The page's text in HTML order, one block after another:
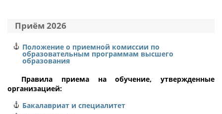
13.03.02
Электроэнергетика и электротехника
федеральное бюджетное учреждение
"Администрация Волго-Донского бассейна внутренних
Волгоградская область
Приём 2026
Положение о приемной комиссии по
образовательным программам высшего
образования
Правила приема на обучение, утвержденные
организацией:
Бакалавриат и специалитет